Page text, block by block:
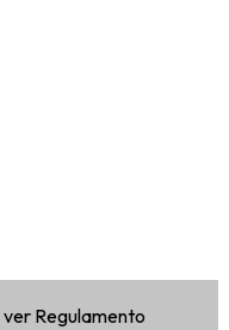
ver Regulamento